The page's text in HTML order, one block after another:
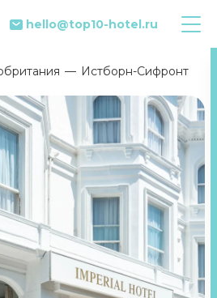
hello@top10-hotel.ru
Истборн-Сифронт